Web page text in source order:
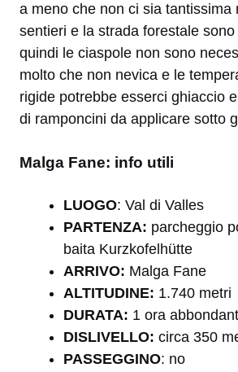
a meno che non ci sia tantissima
sentieri e la strada forestale
quindi le ciaspole non sono
molto che non nevica e le
rigide potrebbe esserci ghiaccio
di ramponcini da applicare sotto
Malga Fane: info utili
LUOGO: Val di Valles
PARTENZA: parcheggio
baita Kurzkofelhütte
ARRIVO: Malga Fane
ALTITUDINE: 1.740 metri
DURATA: 1 ora
DISLIVELLO: circa 350
PASSEGGINO: no